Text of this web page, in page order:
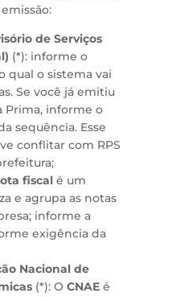
de Serviços
(*): informe o
qual o sistema vai
Se você já emitiu
Prima, informe o
sequência. Esse
conflitar com RPS
fiscal é um
e agrupa as notas
informe a
exigência da
Nacional de
(*): O CNAE é